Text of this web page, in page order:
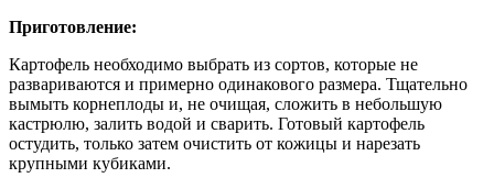
Приготовление:
Картофель необходимо выбрать из сортов, которые не
развариваются и примерно одинакового размера. Тщательно
вымыть корнеплоды и, не очищая, сложить в небольшую
кастрюлю, залить водой и сварить. Готовый картофель
остудить, только затем очистить от кожицы и нарезать
крупными кубиками.